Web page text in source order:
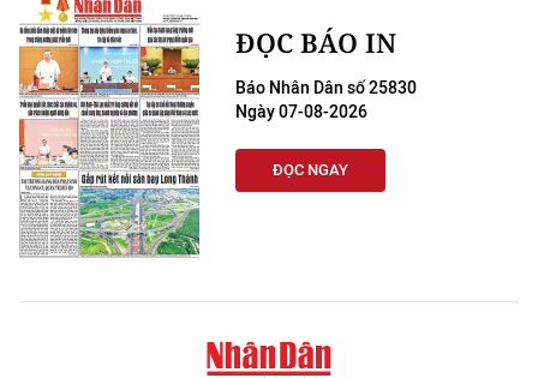
Đồng bằng sông Hồng
Bắc Trung Bộ
Duyên hải Nam Trung Bộ và Tây
Nguyên
Đông Nam Bộ
ĐỌC BÁO IN
Báo Nhân Dân số 25830
Ngày 07-08-2026
ĐỌC NGAY